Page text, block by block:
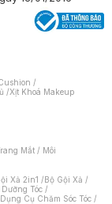
/
/Xịt Khoá Makeup
Mắt / Môi
Xả 2in1 /Bộ Gội Xả /
Tóc /
Dụng Cụ Chăm Sóc Tóc /